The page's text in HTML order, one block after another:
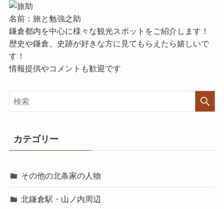
名前：旅と勉強之助
鎌倉都内を中心に様々な観光スポットをご紹介します！
歴史や鎌倉、史跡が好きな方に見てもらえたら嬉しいで
す！
情報提供やコメントも歓迎です
カテゴリー
その他の北条家の人物
北鎌倉駅・山ノ内周辺